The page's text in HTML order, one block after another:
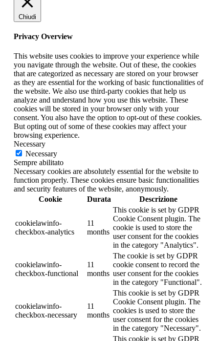
Chiudi
Privacy Overview
This website uses cookies to improve your experience while
you navigate through the website. Out of these, the cookies
that are categorized as necessary are stored on your browser
as they are essential for the working of basic functionalities of
the website. We also use third-party cookies that help us
analyze and understand how you use this website. These
cookies will be stored in your browser only with your
consent. You also have the option to opt-out of these cookies.
But opting out of some of these cookies may affect your
browsing experience.
Necessary
Necessary
Sempre abilitato
Necessary cookies are absolutely essential for the website to
function properly. These cookies ensure basic functionalities
and security features of the website, anonymously.
Cookie
Durata Descrizione
cookielawinfo-
checkbox-analytics
11
months
This cookie is set by GDPR
Cookie Consent plugin. The
cookie is used to store the
user consent for the cookies
in the category "Analytics".
cookielawinfo-
checkbox-functional
11
months
The cookie is set by GDPR
cookie consent to record the
user consent for the cookies
in the category "Functional".
cookielawinfo-
checkbox-necessary
11
months
This cookie is set by GDPR
Cookie Consent plugin. The
cookies is used to store the
user consent for the cookies
in the category "Necessary".
This cookie is set by GDPR